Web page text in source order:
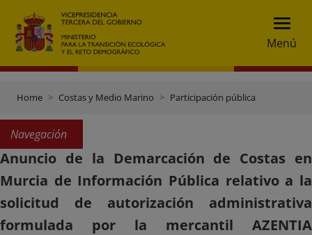
Menú
Home Costas y Medio Marino Participación pública
Navegación
Anuncio de la Demarcación de Costas en
Murcia de Información Pública relativo a la
solicitud de autorización administrativa
formulada por la mercantil AZENTIA